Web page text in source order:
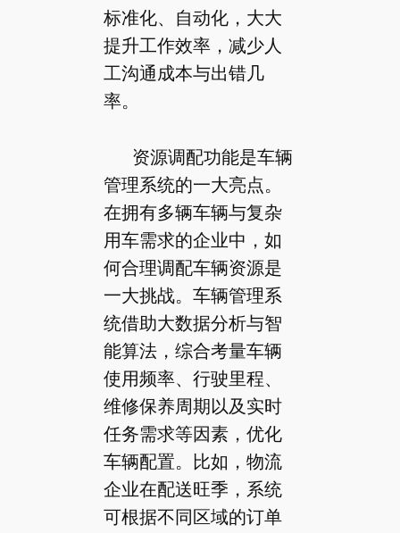
标准化、自动化，大大
提升工作效率，减少人
工沟通成本与出错几
率。
资源调配功能是车辆
管理系统的一大亮点。
在拥有多辆车辆与复杂
用车需求的企业中，如
何合理调配车辆资源是
一大挑战。车辆管理系
统借助大数据分析与智
能算法，综合考量车辆
使用频率、行驶里程、
维修保养周期以及实时
任务需求等因素，优化
车辆配置。比如，物流
企业在配送旺季，系统
可根据不同区域的订单